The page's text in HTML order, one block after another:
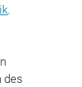
.
des